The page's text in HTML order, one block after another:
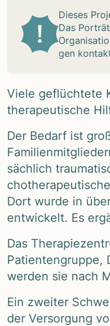
Die­ses
Das
gen
Viele geflüch­tete
the­ra­peu­ti­sche
Der Bedarf ist
säch­lich
Dort wurde in
ent­wi­ckelt. Es
Das
Pati­en­ten­gruppe,
wer­den sie nach
Ein zwei­ter
der Ver­sor­gung